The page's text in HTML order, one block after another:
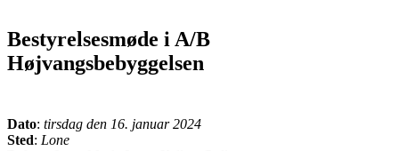
Bestyrelsesmøde i A/B
Højvangsbebyggelsen
Dato: tirsdag den 16. januar 2024
Sted: Lone